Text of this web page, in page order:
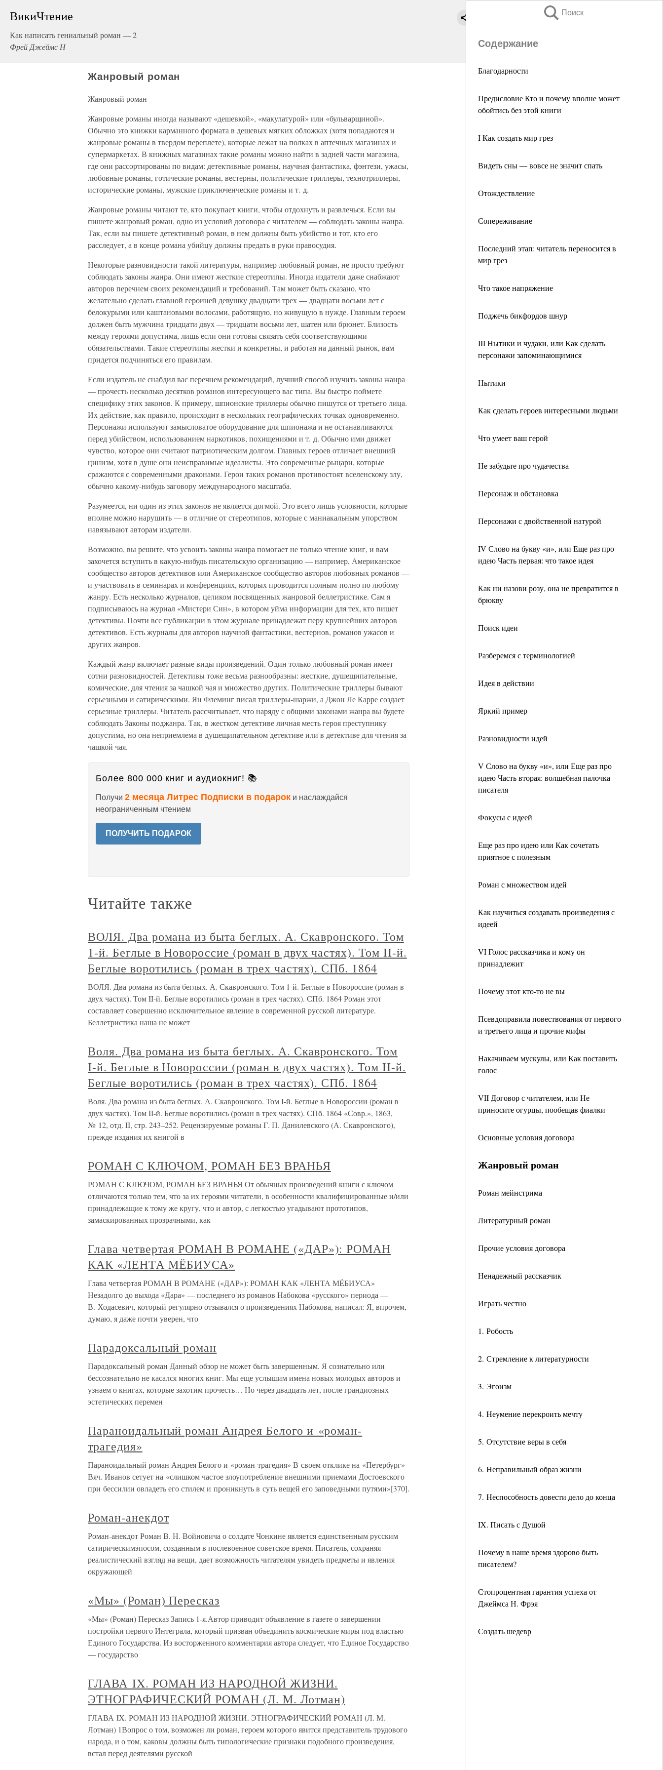
ВикиЧтение
Как написать гениальный роман — 2
Фрей Джеймс Н
Поиск
Содержание
Благодарности
Предисловие Кто и почему вполне может
обойтись без этой книги
I Как создать мир грез
Видеть сны — вовсе не значит спать
Отождествление
Сопереживание
Последний этап: читатель переносится в
мир грез
Что такое напряжение
Поджечь бикфордов шнур
III Нытики и чудаки, или Как сделать
персонажи запоминающимися
Нытики
Как сделать героев интересными людьми
Что умеет ваш герой
Не забудьте про чудачества
Персонаж и обстановка
Персонажи с двойственной натурой
IV Слово на букву «и», или Еще раз про
идею Часть первая: что такое идея
Как ни назови розу, она не превратится в
брюкву
Поиск идеи
Разберемся с терминологией
Идея в действии
Яркий пример
Разновидности идей
V Слово на букву «и», или Еще раз про
идею Часть вторая: волшебная палочка
писателя
Фокусы с идеей
Еще раз про идею или Как сочетать
приятное с полезным
Роман с множеством идей
Как научиться создавать произведения с
идеей
VI Голос рассказчика и кому он
принадлежит
Почему этот кто-то не вы
Псевдоправила повествования от первого
и третьего лица и прочие мифы
Накачиваем мускулы, или Как поставить
голос
VII Договор с читателем, или Не
приносите огурцы, пообещав фиалки
Основные условия договора
Жанровый роман
Роман мейнстрима
Литературный роман
Прочие условия договора
Ненадежный рассказчик
Играть честно
1. Робость
2. Стремление к литературности
3. Эгоизм
4. Неумение перекроить мечту
5. Отсутствие веры в себя
6. Неправильный образ жизни
7. Неспособность довести дело до конца
IX. Писать с Душой
Почему в наше время здорово быть
писателем?
Стопроцентная гарантия успеха от
Джеймса Н. Фрэя
Создать шедевр
Жанровый роман
Жанровый роман
Жанровые романы иногда называют «дешевкой», «макулатурой» или «бульварщиной».
Обычно это книжки карманного формата в дешевых мягких обложках (хотя попадаются и
жанровые романы в твердом переплете), которые лежат на полках в аптечных магазинах и
супермаркетах. В книжных магазинах такие романы можно найти в задней части магазина,
где они рассортированы по видам: детективные романы, научная фантастика, фэнтези, ужасы,
любовные романы, готические романы, вестерны, политические триллеры, технотриллеры,
исторические романы, мужские приключенческие романы и т. д.
Жанровые романы читают те, кто покупает книги, чтобы отдохнуть и развлечься. Если вы
пишете жанровый роман, одно из условий договора с читателем — соблюдать законы жанра.
Так, если вы пишете детективный роман, в нем должны быть убийство и тот, кто его
расследует, а в конце романа убийцу должны предать в руки правосудия.
Некоторые разновидности такой литературы, например любовный роман, не просто требуют
соблюдать законы жанра. Они имеют жесткие стереотипы. Иногда издатели даже снабжают
авторов перечнем своих рекомендаций и требований. Там может быть сказано, что
желательно сделать главной героиней девушку двадцати трех — двадцати восьми лет с
белокурыми или каштановыми волосами, работящую, но живущую в нужде. Главным героем
должен быть мужчина тридцати двух — тридцати восьми лет, шатен или брюнет. Близость
между героями допустима, лишь если они готовы связать себя соответствующими
обязательствами. Такие стереотипы жестки и конкретны, и работая на данный рынок, вам
придется подчиняться его правилам.
Если издатель не снабдил вас перечнем рекомендаций, лучший способ изучить законы жанра
— прочесть несколько десятков романов интересующего вас типа. Вы быстро поймете
специфику этих законов. К примеру, шпионские триллеры обычно пишутся от третьего лица.
Их действие, как правило, происходит в нескольких географических точках одновременно.
Персонажи используют замысловатое оборудование для шпионажа и не останавливаются
перед убийством, использованием наркотиков, похищениями и т. д. Обычно ими движет
чувство, которое они считают патриотическим долгом. Главных героев отличает внешний
цинизм, хотя в душе они неисправимые идеалисты. Это современные рыцари, которые
сражаются с современными драконами. Герои таких романов противостоят вселенскому злу,
обычно какому-нибудь заговору международного масштаба.
Разумеется, ни один из этих законов не является догмой. Это всего лишь условности, которые
вполне можно нарушить — в отличие от стереотипов, которые с маниакальным упорством
навязывают авторам издатели.
Возможно, вы решите, что усвоить законы жанра помогает не только чтение книг, и вам
захочется вступить в какую-нибудь писательскую организацию — например, Американское
сообщество авторов детективов или Американское сообщество авторов любовных романов —
и участвовать в семинарах и конференциях, которых проводится полным-полно по любому
жанру. Есть несколько журналов, целиком посвященных жанровой беллетристике. Сам я
подписываюсь на журнал «Мистери Син», в котором уйма информации для тех, кто пишет
детективы. Почти все публикации в этом журнале принадлежат перу крупнейших авторов
детективов. Есть журналы для авторов научной фантастики, вестернов, романов ужасов и
других жанров.
Каждый жанр включает разные виды произведений. Один только любовный роман имеет
сотни разновидностей. Детективы тоже весьма разнообразны: жесткие, душещипательные,
комические, для чтения за чашкой чая и множество других. Политические триллеры бывают
серьезными и сатирическими. Ян Флеминг писал триллеры-шаржи, а Джон Ле Карре создает
серьезные триллеры. Читатель рассчитывает, что наряду с общими законами жанра вы будете
соблюдать Законы поджанра. Так, в жестком детективе личная месть героя преступнику
допустима, но она неприемлема в душещипательном детективе или в детективе для чтения за
чашкой чая.
Более 800 000 книг и аудиокниг! 📚
Получи 2 месяца Литрес Подписки в подарок и наслаждайся
неограниченным чтением
ПОЛУЧИТЬ ПОДАРОК
Читайте также
ВОЛЯ. Два романа из быта беглых. А. Скавронского. Том
1-й. Беглые в Новороссие (роман в двух частях). Том II-й.
Беглые воротились (роман в трех частях). СПб. 1864
ВОЛЯ. Два романа из быта беглых. А. Скавронского. Том 1-й. Беглые в Новороссие (роман в
двух частях). Том II-й. Беглые воротились (роман в трех частях). СПб. 1864 Роман этот
составляет совершенно исключительное явление в современной русской литературе.
Беллетристика наша не может
Воля. Два романа из быта беглых. А. Скавронского. Том
I-й. Беглые в Новороссии (роман в двух частях). Том II-й.
Беглые воротились (роман в трех частях). СПб. 1864
Воля. Два романа из быта беглых. А. Скавронского. Том I-й. Беглые в Новороссии (роман в
двух частях). Том II-й. Беглые воротились (роман в трех частях). СПб. 1864 «Совр.», 1863,
№ 12, отд. II, стр. 243–252. Рецензируемые романы Г. П. Данилевского (А. Скавронского),
прежде издания их книгой в
РОМАН С КЛЮЧОМ, РОМАН БЕЗ ВРАНЬЯ
РОМАН С КЛЮЧОМ, РОМАН БЕЗ ВРАНЬЯ От обычных произведений книги с ключом
отличаются только тем, что за их героями читатели, в особенности квалифицированные и/или
принадлежащие к тому же кругу, что и автор, с легкостью угадывают прототипов,
замаскированных прозрачными, как
Глава четвертая РОМАН В РОМАНЕ («ДАР»): РОМАН
КАК «ЛЕНТА МЁБИУСА»
Глава четвертая РОМАН В РОМАНЕ («ДАР»): РОМАН КАК «ЛЕНТА МЁБИУСА»
Незадолго до выхода «Дара» — последнего из романов Набокова «русского» периода —
В. Ходасевич, который регулярно отзывался о произведениях Набокова, написал: Я, впрочем,
думаю, я даже почти уверен, что
Парадоксальный роман
Парадоксальный роман Данный обзор не может быть завершенным. Я сознательно или
бессознательно не касался многих книг. Мы еще услышим имена новых молодых авторов и
узнаем о книгах, которые захотим прочесть… Но через двадцать лет, после грандиозных
эстетических перемен
Параноидальный роман Андрея Белого и «роман-
трагедия»
Параноидальный роман Андрея Белого и «роман-трагедия» В своем отклике на «Петербург»
Вяч. Иванов сетует на «слишком частое злоупотребление внешними приемами Достоевского
при бессилии овладеть его стилем и проникнуть в суть вещей его заповедными путями»[370].
Роман-анекдот
Роман-анекдот Роман В. Н. Войновича о солдате Чонкине является единственным русским
сатирическимэпосом, созданным в послевоенное советское время. Писатель, сохраняя
реалистический взгляд на вещи, дает возможность читателям увидеть предметы и явления
окружающей
«Мы» (Роман) Пересказ
«Мы» (Роман) Пересказ Запись 1-я.Автор приводит объявление в газете о завершении
постройки первого Интеграла, который призван объединить космические миры под властью
Единого Государства. Из восторженного комментария автора следует, что Единое Государство
— государство
ГЛАВА IX. РОМАН ИЗ НАРОДНОЙ ЖИЗНИ.
ЭТНОГРАФИЧЕСКИЙ РОМАН (Л. М. Лотман)
ГЛАВА IX. РОМАН ИЗ НАРОДНОЙ ЖИЗНИ. ЭТНОГРАФИЧЕСКИЙ РОМАН (Л. М.
Лотман) 1Вопрос о том, возможен ли роман, героем которого явится представитель трудового
народа, и о том, каковы должны быть типологические признаки подобного произведения,
встал перед деятелями русской